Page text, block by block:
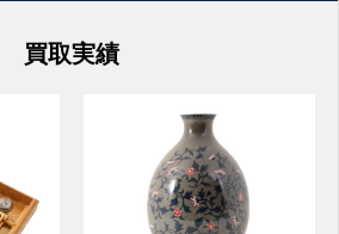
買取実績